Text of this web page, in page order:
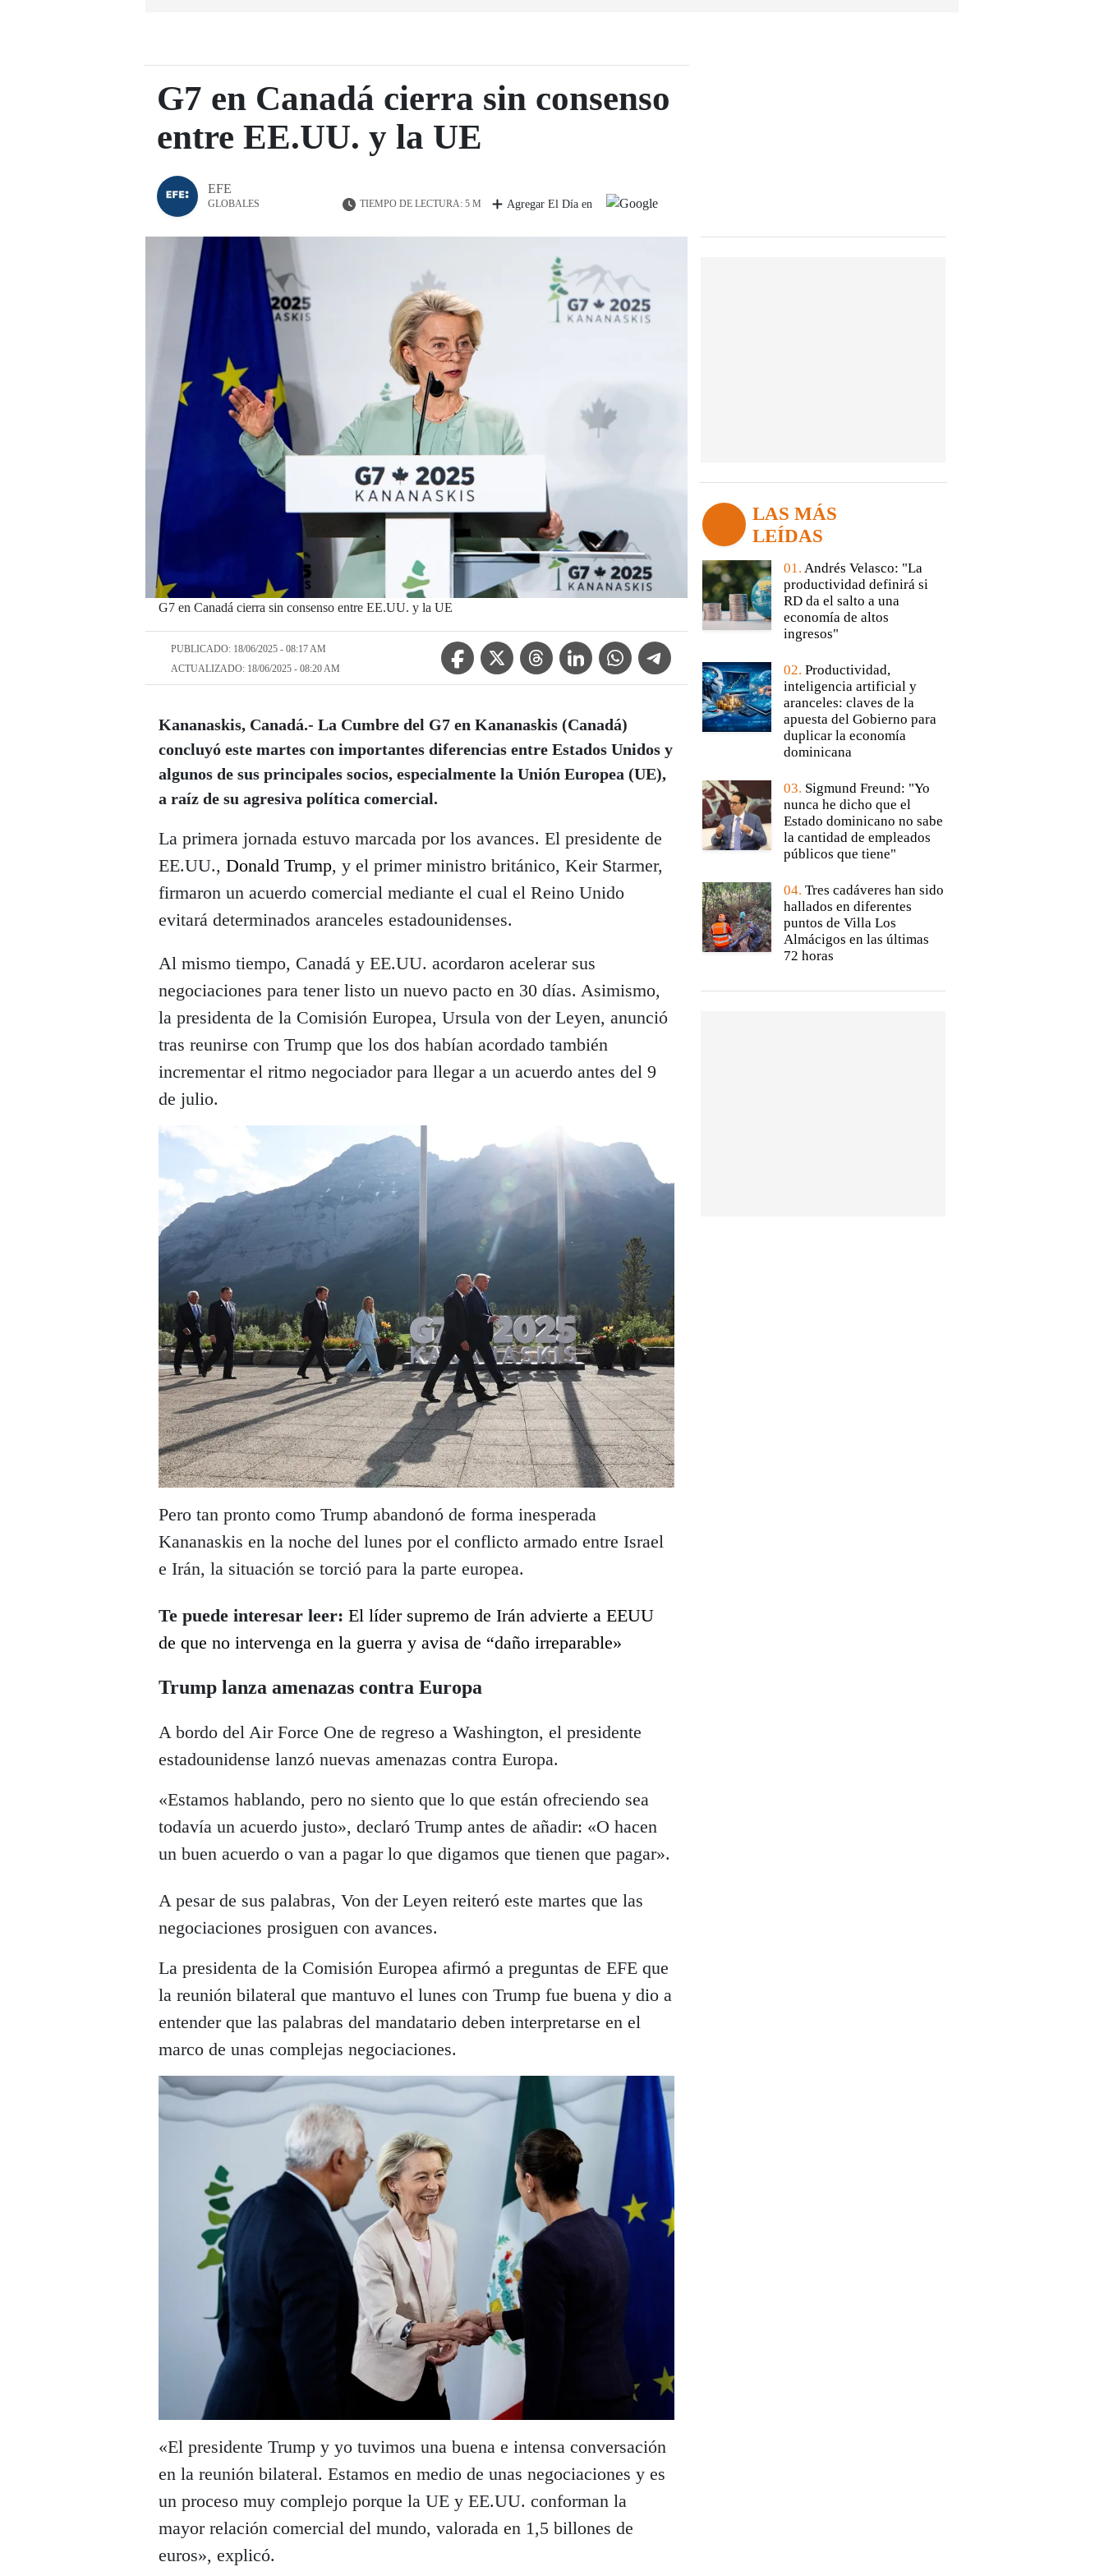
G7 en Canadá cierra sin consenso
entre EE.UU. y la UE
EFE
GLOBALES TIEMPO DE LECTURA: 5 M Agregar El Día en
G7 en Canadá cierra sin consenso entre EE.UU. y la UE
PUBLICADO: 18/06/2025 - 08:17 AM
ACTUALIZADO: 18/06/2025 - 08:20 AM
Facebook IconTwitter IconThreads IconLinkedin IconWhatsApp IconTelegram Icon
Kananaskis, Canadá.- La Cumbre del G7 en Kananaskis (Canadá)
concluyó este martes con importantes diferencias entre Estados Unidos y
algunos de sus principales socios, especialmente la Unión Europea (UE),
a raíz de su agresiva política comercial.
La primera jornada estuvo marcada por los avances. El presidente de
EE.UU., Donald Trump, y el primer ministro británico, Keir Starmer,
firmaron un acuerdo comercial mediante el cual el Reino Unido
evitará determinados aranceles estadounidenses.
Al mismo tiempo, Canadá y EE.UU. acordaron acelerar sus
negociaciones para tener listo un nuevo pacto en 30 días. Asimismo,
la presidenta de la Comisión Europea, Ursula von der Leyen, anunció
tras reunirse con Trump que los dos habían acordado también
incrementar el ritmo negociador para llegar a un acuerdo antes del 9
de julio.
Pero tan pronto como Trump abandonó de forma inesperada
Kananaskis en la noche del lunes por el conflicto armado entre Israel
e Irán, la situación se torció para la parte europea.
Te puede interesar leer: El líder supremo de Irán advierte a EEUU
de que no intervenga en la guerra y avisa de “daño irreparable»
Trump lanza amenazas contra Europa
A bordo del Air Force One de regreso a Washington, el presidente
estadounidense lanzó nuevas amenazas contra Europa.
«Estamos hablando, pero no siento que lo que están ofreciendo sea
todavía un acuerdo justo», declaró Trump antes de añadir: «O hacen
un buen acuerdo o van a pagar lo que digamos que tienen que pagar».
A pesar de sus palabras, Von der Leyen reiteró este martes que las
negociaciones prosiguen con avances.
La presidenta de la Comisión Europea afirmó a preguntas de EFE que
la reunión bilateral que mantuvo el lunes con Trump fue buena y dio a
entender que las palabras del mandatario deben interpretarse en el
marco de unas complejas negociaciones.
«El presidente Trump y yo tuvimos una buena e intensa conversación
en la reunión bilateral. Estamos en medio de unas negociaciones y es
un proceso muy complejo porque la UE y EE.UU. conforman la
mayor relación comercial del mundo, valorada en 1,5 billones de
euros», explicó.
LAS MÁS
LEÍDAS
01. Andrés Velasco: "La
productividad definirá si
RD da el salto a una
economía de altos
ingresos"
02. Productividad,
inteligencia artificial y
aranceles: claves de la
apuesta del Gobierno para
duplicar la economía
dominicana
03. Sigmund Freund: "Yo
nunca he dicho que el
Estado dominicano no sabe
la cantidad de empleados
públicos que tiene"
04. Tres cadáveres han sido
hallados en diferentes
puntos de Villa Los
Almácigos en las últimas
72 horas